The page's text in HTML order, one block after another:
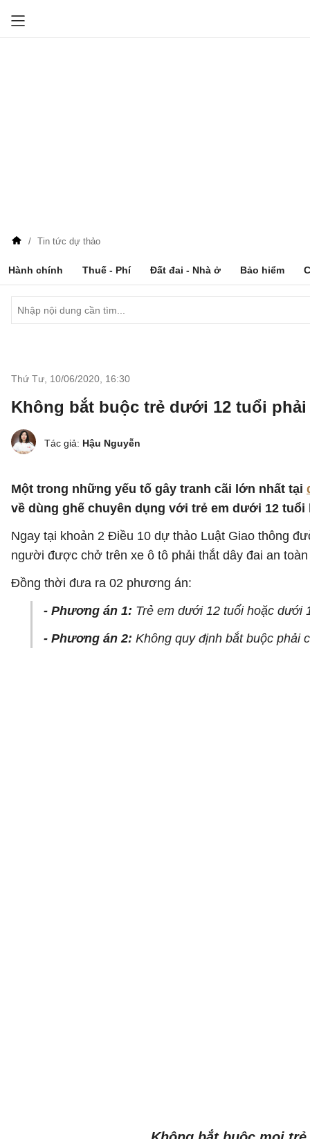
Tin tức dự thảo
Hành chính Thuế - Phí Đất đai - Nhà ở Bảo hiểm
Thứ Tư, 10/06/2020 16:30
Không bắt buộc trẻ dưới 12 tuổi
Tác giả: Hậu Nguyễn
Một trong những yếu tố gây tranh cãi lớn nhất tại
về dùng ghế chuyên dụng với trẻ em dưới 12 tuổi
Ngay tại khoản 2 Điều 10 dự thảo Luật Giao thông
người được chở trên xe ô tô phải thắt dây đai an
Đồng thời đưa ra 02 phương án:
- Phương án 1: Trẻ em dưới 12 tuổi hoặc dưới
- Phương án 2: Không quy định bắt buộc phải